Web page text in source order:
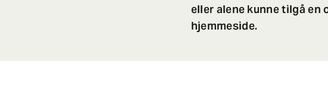
eller alene kunne tilgå en
hjemmeside.